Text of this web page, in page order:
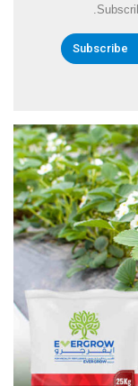
Subscribe